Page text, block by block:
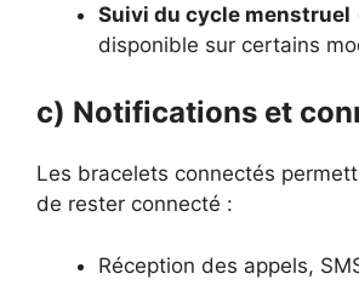
Suivi du cycle menstruel
disponible sur certains
c) Notifications et
Les bracelets connectés
de rester connecté :
Réception des appels,